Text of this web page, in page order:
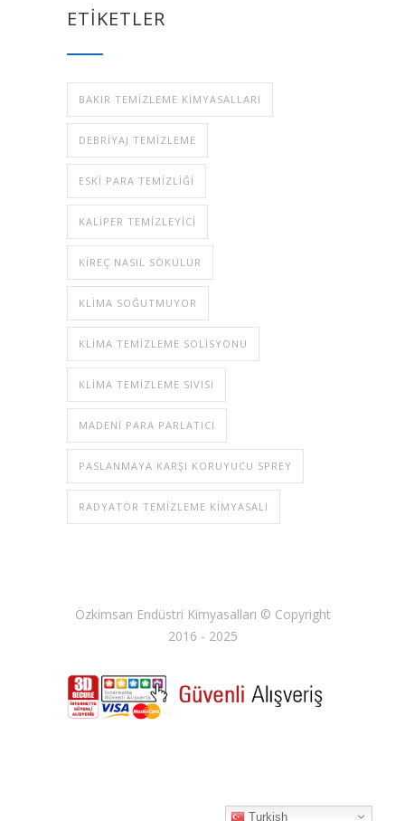
ETİKETLER
BAKIR TEMIZLEME KIMYASALLARI
DEBRIYAJ TEMIZLEME
ESKI PARA TEMIZLIĞI
KALIPER TEMIZLEYICI
KIREÇ NASIL SÖKÜLÜR
KLIMA SOĞUTMUYOR
KLIMA TEMIZLEME SOLISYONU
KLIMA TEMIZLEME SIVISI
MADENI PARA PARLATICI
PASLANMAYA KARŞI KORUYUCU SPREY
RADYATÖR TEMIZLEME KIMYASALI
Özkimsan Endüstri Kimyasalları © Copyright
2016 - 2025
Turkish